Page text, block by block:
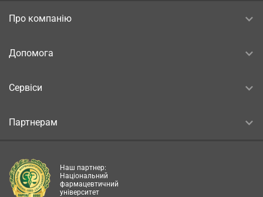
Про компанію
Допомога
Сервіси
Партнерам
Наш партнер:
Національний
фармацевтичний
університет